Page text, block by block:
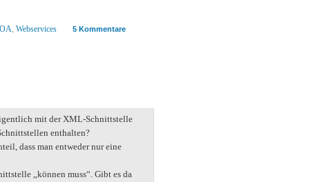
, Webservices 5 Kommentare
mit der XML-Schnittstelle
enthalten?
dass man entweder nur eine
„können muss“. Gibt es da